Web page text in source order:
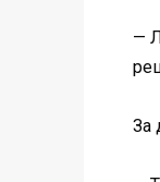
—
За